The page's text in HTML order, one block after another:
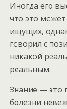
Иногда его
что это
ищущих,
говорил с
никакой
реальным.
Знание — это
болезни